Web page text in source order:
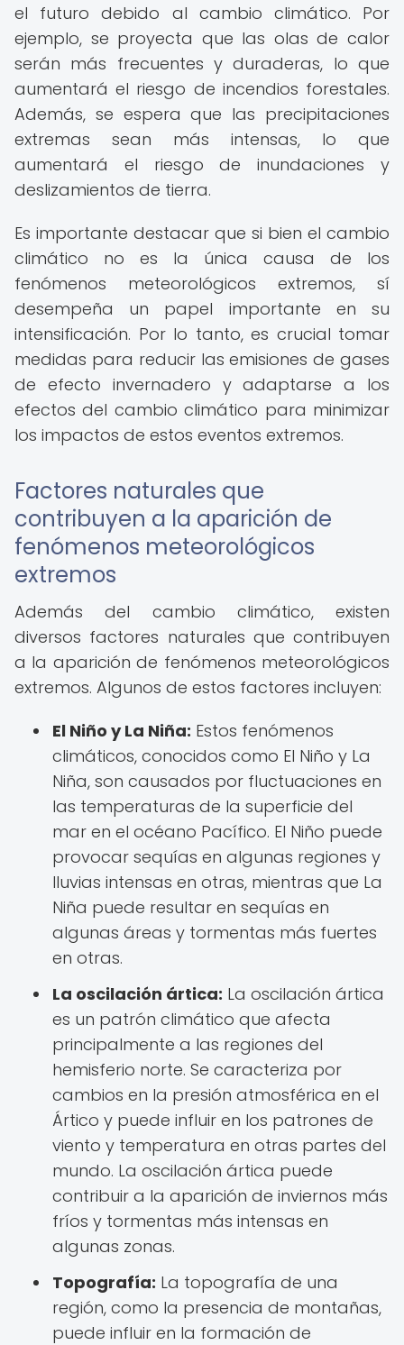
el futuro debido al cambio climático. Por
ejemplo, se proyecta que las olas de calor
serán más frecuentes y duraderas, lo que
aumentará el riesgo de incendios forestales.
Además, se espera que las precipitaciones
extremas sean más intensas, lo que
aumentará el riesgo de inundaciones y
deslizamientos de tierra.
Es importante destacar que si bien el cambio
climático no es la única causa de los
fenómenos meteorológicos extremos, sí
desempeña un papel importante en su
intensificación. Por lo tanto, es crucial tomar
medidas para reducir las emisiones de gases
de efecto invernadero y adaptarse a los
efectos del cambio climático para minimizar
los impactos de estos eventos extremos.
Factores naturales que
contribuyen a la aparición de
fenómenos meteorológicos
extremos
Además del cambio climático, existen
diversos factores naturales que contribuyen
a la aparición de fenómenos meteorológicos
extremos. Algunos de estos factores incluyen:
El Niño y La Niña: Estos fenómenos
climáticos, conocidos como El Niño y La
Niña, son causados por fluctuaciones en
las temperaturas de la superficie del
mar en el océano Pacífico. El Niño puede
provocar sequías en algunas regiones y
lluvias intensas en otras, mientras que La
Niña puede resultar en sequías en
algunas áreas y tormentas más fuertes
en otras.
La oscilación ártica: La oscilación ártica
es un patrón climático que afecta
principalmente a las regiones del
hemisferio norte. Se caracteriza por
cambios en la presión atmosférica en el
Ártico y puede influir en los patrones de
viento y temperatura en otras partes del
mundo. La oscilación ártica puede
contribuir a la aparición de inviernos más
fríos y tormentas más intensas en
algunas zonas.
Topografía: La topografía de una
región, como la presencia de montañas,
puede influir en la formación de